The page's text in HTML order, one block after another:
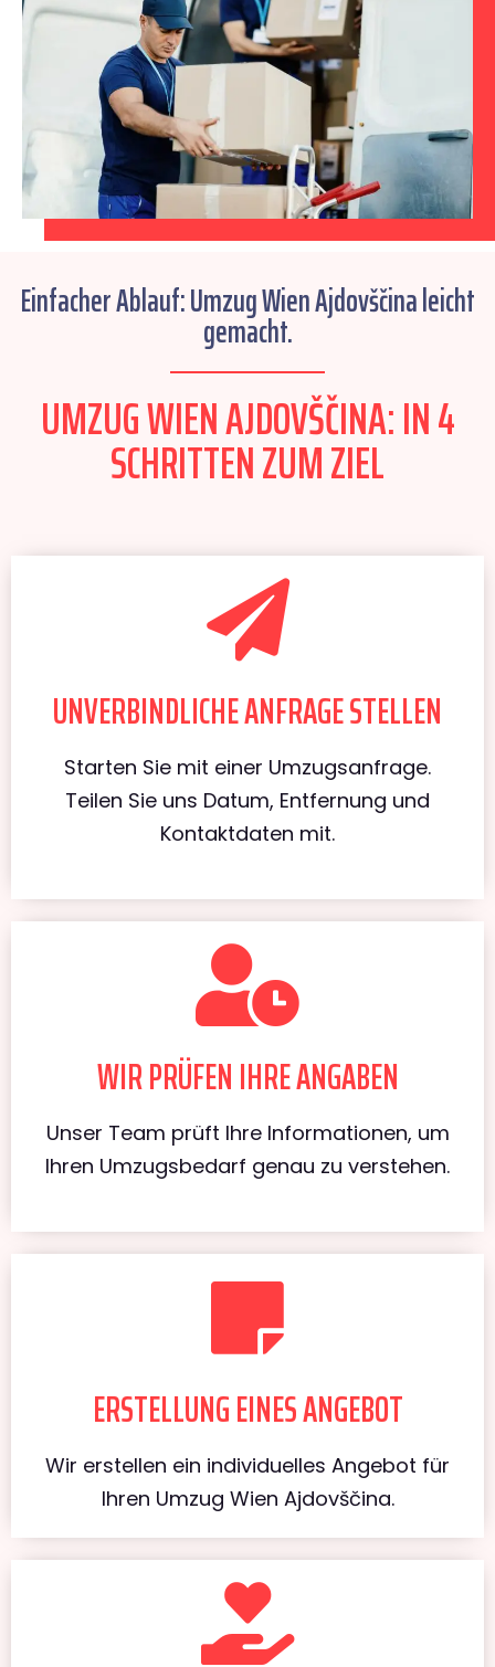
Einfacher Ablauf: Umzug Wien Ajdovščina leicht
gemacht.
UMZUG WIEN AJDOVŠČINA: IN 4
SCHRITTEN ZUM ZIEL
UNVERBINDLICHE ANFRAGE STELLEN
Starten Sie mit einer Umzugsanfrage.
Teilen Sie uns Datum, Entfernung und
Kontaktdaten mit.
WIR PRÜFEN IHRE ANGABEN
Unser Team prüft Ihre Informationen, um
Ihren Umzugsbedarf genau zu verstehen.
ERSTELLUNG EINES ANGEBOT
Wir erstellen ein individuelles Angebot für
Ihren Umzug Wien Ajdovščina.